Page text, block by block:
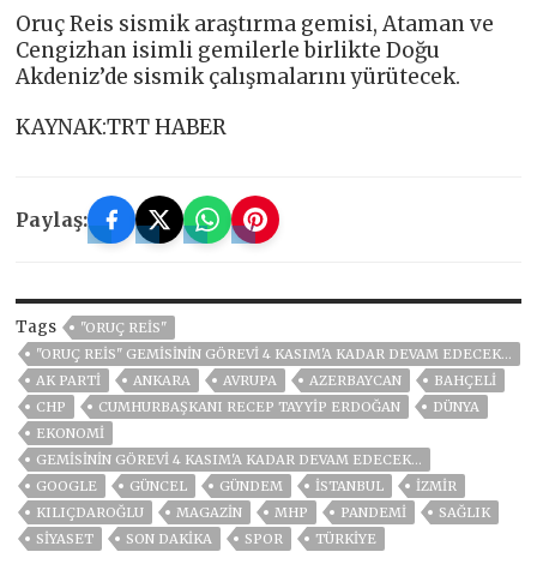
Oruç Reis sismik araştırma gemisi, Ataman ve
Cengizhan isimli gemilerle birlikte Doğu
Akdeniz’de sismik çalışmalarını yürütecek.
KAYNAK:TRT HABER
Paylaş:
Tags
"ORUÇ REIS"
"ORUÇ REIS" GEMISININ GÖREVI 4 KASIM'A KADAR DEVAM EDECEK...
AK PARTİ
ANKARA AVRUPA AZERBAYCAN
BAHÇELİ
CHP
CUMHURBAŞKANI RECEP TAYYIP ERDOĞAN
DÜNYA
EKONOMİ
GEMISININ GÖREVI 4 KASIM'A KADAR DEVAM EDECEK...
GOOGLE
GÜNCEL GÜNDEM ISTANBUL
İZMIR
KILIÇDAROĞLU
MAGAZİN MHP PANDEMİ
SAĞLIK
SİYASET
SON DAKIKA SPOR TÜRKİYE